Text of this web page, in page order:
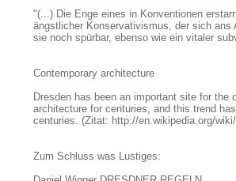
"(...) Die Enge eines in Konventionen
ängstlicher Konservativismus, der sich ans
sie noch spürbar, ebenso wie ein vitaler
Contemporary architecture
Dresden has been an important site for the
architecture for centuries, and this trend
centuries. (Zitat: http://en.wikipedia.org/
Zum Schluss was Lustiges: